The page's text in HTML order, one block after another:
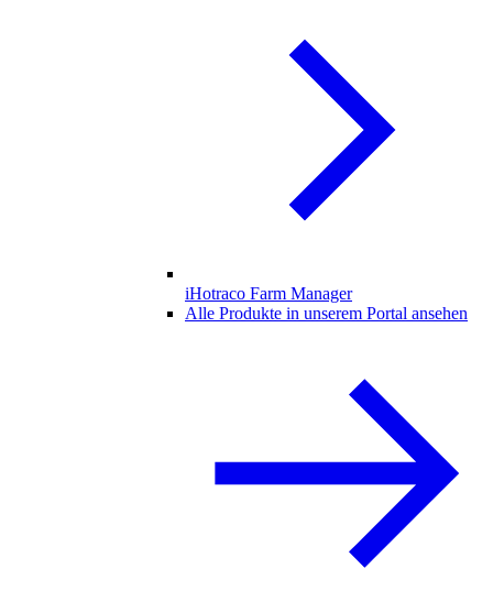
iHotraco Farm Manager
Alle Produkte in unserem Portal ansehen